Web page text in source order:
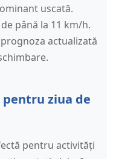
uscată.
până la 11 km/h.
actualizată
ziua de
pentru activități